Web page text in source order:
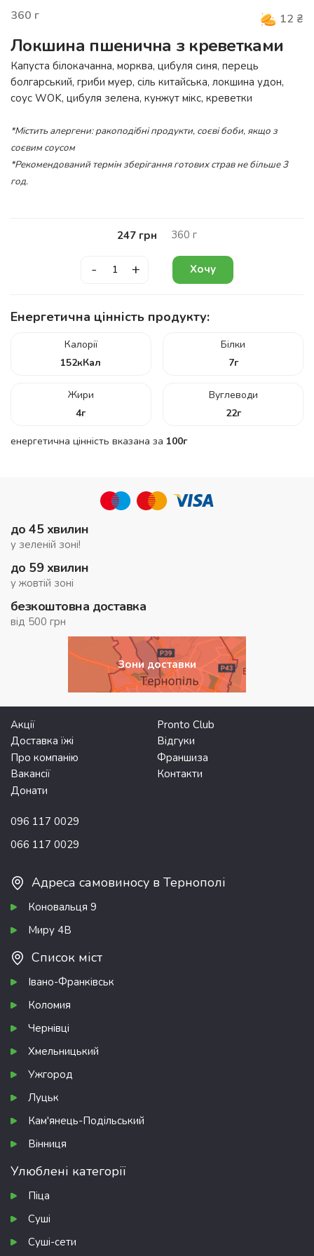
360 г 12 ₴
Локшина пшенична з креветками
Капуста білокачанна, морква, цибуля синя, перець
болгарський, гриби муер, сіль китайська, локшина удон,
соус WOK, цибуля зелена, кунжут мікс, креветки
*Містить алергени: ракоподібні продукти, соєві боби, якщо з
соєвим соусом
*Рекомендований термін зберігання готових страв не більше 3
год.
247 грн 360 г
- + Хочу
Енергетична цінність продукту:
Калорії
152кКал
Білки
7г
Жири
4г
Вуглеводи
22г
енергетична цінність вказана за 100г
до 45 хвилин
у зеленій зоні!
до 59 хвилин
у жовтій зоні
безкоштовна доставка
від 500 грн
Зони доставки
Акції
Pronto Club
Доставка їжі
Відгуки
Про компанію
Франшиза
Вакансії
Контакти
Донати
096 117 0029
066 117 0029
Адреса самовиносу в Тернополі
Коновальця 9
Миру 4В
Список міст
Івано-Франківськ
Коломия
Чернівці
Хмельницький
Ужгород
Луцьк
Кам'янець-Подільський
Вінниця
Улюблені категорії
Піца
Суші
Суші-сети